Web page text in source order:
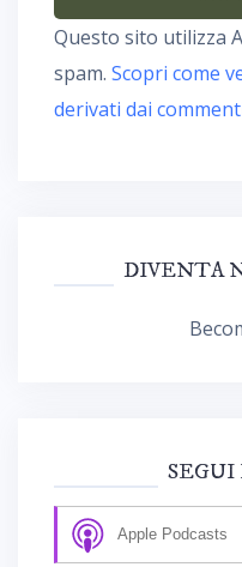
Questo sito utilizza
spam. Scopri come
derivati dai
DIVENTA
SEGUI
Apple Podcasts